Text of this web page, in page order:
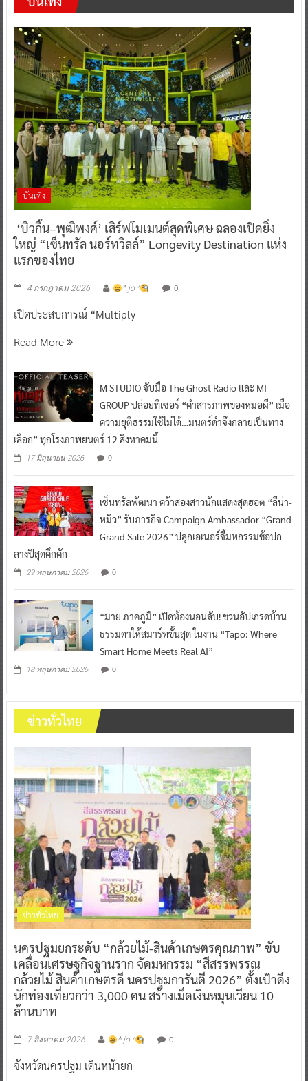
บันเทิง
‘บิวกิ้น–พุฒิพงศ์’ เสิร์ฟโมเมนต์สุดพิเศษ ฉลองเปิดยิ่ง
ใหญ่ “เซ็นทรัล นอร์ทวิลล์” Longevity Destination แห่ง
แรกของไทย
4 กรกฎาคม 2026 ^ jo ^ 0
เปิดประสบการณ์ “Multiply
Read More
M STUDIO จับมือ The Ghost Radio และ MI
GROUP ปล่อยทีเซอร์ “คำสารภาพของหมอผี” เมื่อ
ความยุติธรรมใช้ไม่ได้…มนตร์ดำจึงกลายเป็นทาง
เลือก” ทุกโรงภาพยนตร์ 12 สิงหาคมนี้
17 มิถุนายน 2026 0
เซ็นทรัลพัฒนา คว้าสองสาวนักแสดงสุดฮอต “ลีน่า-
หมิว” รับภารกิจ Campaign Ambassador “Grand
Grand Sale 2026” ปลุกเอเนอร์จี้มหกรรมช้อปก
ลางปีสุดคึกคัก
29 พฤษภาคม 2026 0
“มาย ภาคภูมิ” เปิดห้องนอนลับ! ชวนอัปเกรดบ้าน
ธรรมดาให้สมาร์ทขั้นสุด ในงาน “Tapo: Where
Smart Home Meets Real AI”
18 พฤษภาคม 2026 0
ข่าวทั่วไทย
ข่าวทั่วไทย
นครปฐมยกระดับ “กล้วยไม้-สินค้าเกษตรคุณภาพ” ขับ
เคลื่อนเศรษฐกิจฐานราก จัดมหกรรม “สีสรรพรรณ
กล้วยไม้ สินค้าเกษตรดี นครปฐมการันตี 2026” ตั้งเป้าดึง
นักท่องเที่ยวกว่า 3,000 คน สร้างเม็ดเงินหมุนเวียน 10
ล้านบาท
7 สิงหาคม 2026 ^ jo ^ 0
จังหวัดนครปฐม เดินหน้ายก